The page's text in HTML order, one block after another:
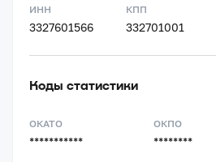
ИНН
3327601566
КПП
332701001
Коды статистики
ОКАТО
***********
ОКПО
********